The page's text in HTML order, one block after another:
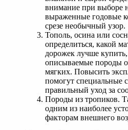
внимание при выборе
выраженные годовые
срезе необычный узор.
Тополь, осина или
определиться, какой
дорожек лучше
описываемые породы
мягких. Повысить
помогут специальные
правильный уход за
Породы из тропиков.
одним из наиболее
факторам внешнего